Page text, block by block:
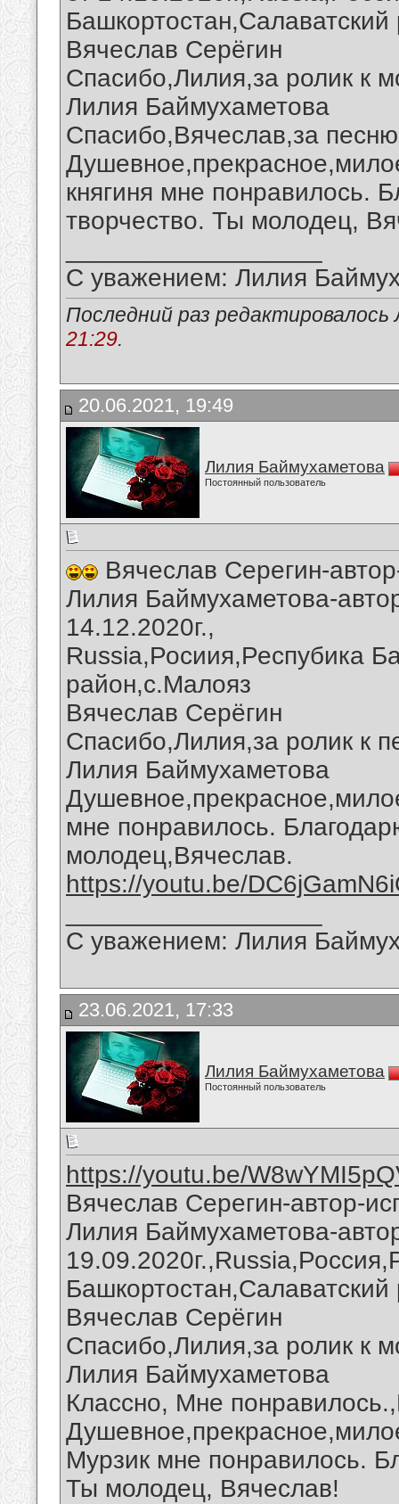
Вячеслав Серёгин
Спасибо,Лилия,за ролик к
Лилия Баймухаметова
Спасибо,Вячеслав,за
княгиня мне понравилось.
творчество. Ты молодец,
С уважением: Лилия
Последний раз
21:29.
20.06.2021, 19:49
Лилия Баймухаметова
Постоянный пользователь
Вячеслав Серегин-
Лилия Баймухаметова-
14.12.2020г.,
Russia,Росиия,Респубика
район,с.Малояз
Вячеслав Серёгин
Спасибо,Лилия,за ролик к
Лилия Баймухаметова
мне понравилось.
молодец,Вячеслав.
https://youtu.be/
С уважением: Лилия
23.06.2021, 17:33
Лилия Баймухаметова
Постоянный пользователь
https://youtu.be/
Вячеслав Серегин-автор-
Лилия Баймухаметова-
Вячеслав Серёгин
Спасибо,Лилия,за ролик к
Лилия Баймухаметова
Классно, Мне
Мурзик мне понравилось.
Ты молодец, Вячеслав!